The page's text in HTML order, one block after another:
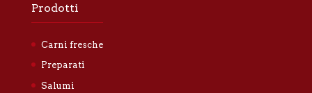
Prodotti
Carni fresche
Preparati
Salumi